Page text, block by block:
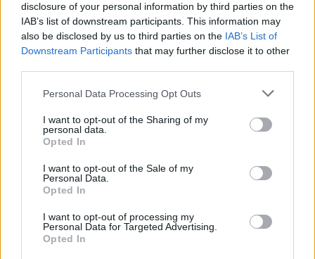
disclosure of your personal information by third parties on the
IAB’s list of downstream participants. This information may
also be disclosed by us to third parties on the IAB’s List of
Downstream Participants that may further disclose it to other
Personal Data Processing Opt Outs
I want to opt-out of the Sharing of my
personal data.
Opted In
I want to opt-out of the Sale of my
Personal Data.
Opted In
I want to opt-out of processing my
Personal Data for Targeted Advertising.
Opted In
ΔΙΑΤΡΟΦΗ 07 Αυγούστου 2026 19:06
Κεχρί: Πώς μια ενισχυμένη ποικιλία μπορεί να
«γεμίσει» σίδηρο τα παιδιά, χωρίς παρενέργειες